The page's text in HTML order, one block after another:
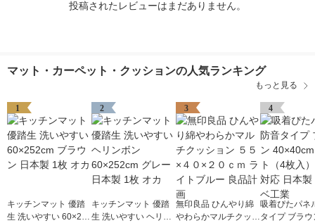
投稿されたレビューはまだありません。
マット・カーペット・クッションの人気ランキング
もっと見る
1
キッチンマット 優踏
生 洗いやすい 60×252
2
キッチンマット 優踏
生 洗いやすい ヘリン
3
無印良品 ひんやり綿
やわらかマルチクッシ
4
吸着ぴたパネ
タイプ ブラ